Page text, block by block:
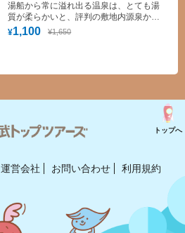
¥1,100 ¥1,650
湯船から常に溢れ出る温泉は、とても湯
質が柔らかいと、評判の敷地内源泉から
の自噴温泉です。
運営会社 お問い合わせ 利用規約
トップへ